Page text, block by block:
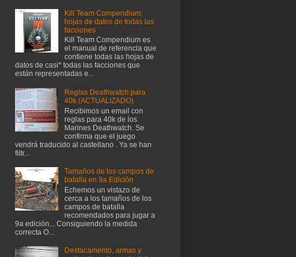
Kill Team Compendium:
hojas de datos de todas las
facciones
Kill Team Compendium es
el manual de referencia que
contiene todas las hojas de
datos de casi* todas las facciones que
están representadas e...
Reglas Deathwatch para
40k (ACTUALIZADO)
Recibimos un email con
reglas para 40k de los
Marines Deathwatch. Se
confirma que el juego
vendrá traducido al castellano . Ya se han
filtr...
Tamaños de los campos de
batalla en 9a Edición
Echemos un vistazo de
cerca a los tamaños de los
campos de batalla
recomendados para jugar a
9a edición... Consiguiendo la medida
correcta O...
Destacamento, armas y